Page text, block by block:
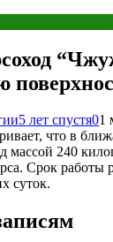
5 лет спустя01
что в
массой 240
Срок работы
суток.